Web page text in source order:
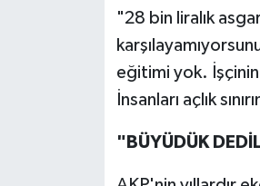
"28 bin liralık
eğitimi yok. İşçinin
İnsanları açlık
"BÜYÜDÜK